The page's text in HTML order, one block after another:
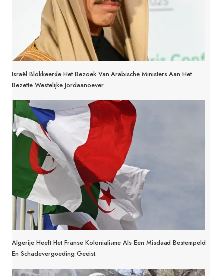
Israël Blokkeerde Het Bezoek Van Arabische Ministers Aan Het
Bezette Westelijke Jordaanoever
Algerije Heeft Het Franse Kolonialisme Als Een Misdaad Bestempeld
En Schadevergoeding Geëist.